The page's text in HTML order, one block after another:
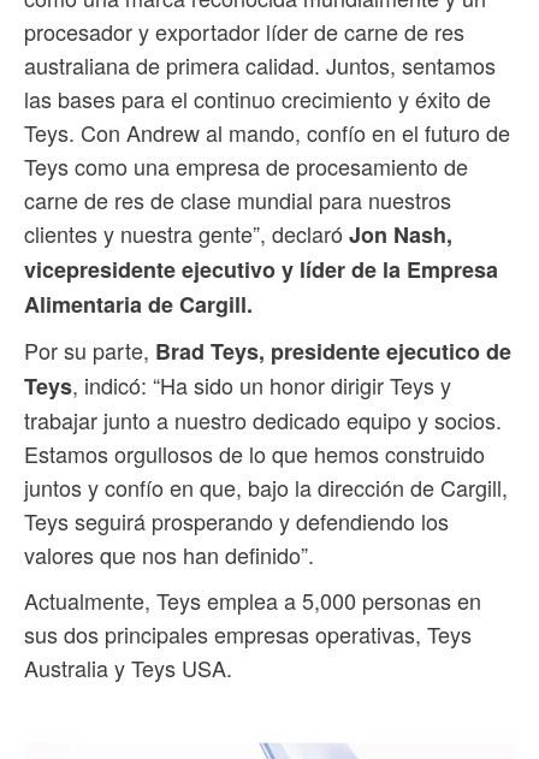
procesador y exportador líder de carne de res
australiana de primera calidad. Juntos, sentamos
las bases para el continuo crecimiento y éxito de
Teys. Con Andrew al mando, confío en el futuro de
Teys como una empresa de procesamiento de
carne de res de clase mundial para nuestros
clientes y nuestra gente”, declaró Jon Nash,
vicepresidente ejecutivo y líder de la Empresa
Alimentaria de Cargill.
Por su parte, Brad Teys, presidente ejecutico de
Teys, indicó: “Ha sido un honor dirigir Teys y
trabajar junto a nuestro dedicado equipo y socios.
Estamos orgullosos de lo que hemos construido
juntos y confío en que, bajo la dirección de Cargill,
Teys seguirá prosperando y defendiendo los
valores que nos han definido”.
Actualmente, Teys emplea a 5,000 personas en
sus dos principales empresas operativas, Teys
Australia y Teys USA.